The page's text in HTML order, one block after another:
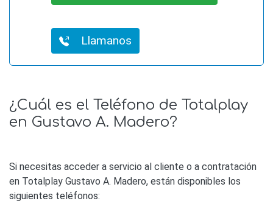
Llamanos
¿Cuál es el Teléfono de Totalplay
en Gustavo A. Madero?
Si necesitas acceder a servicio al cliente o a contratación
en Totalplay Gustavo A. Madero, están disponibles los
siguientes teléfonos: